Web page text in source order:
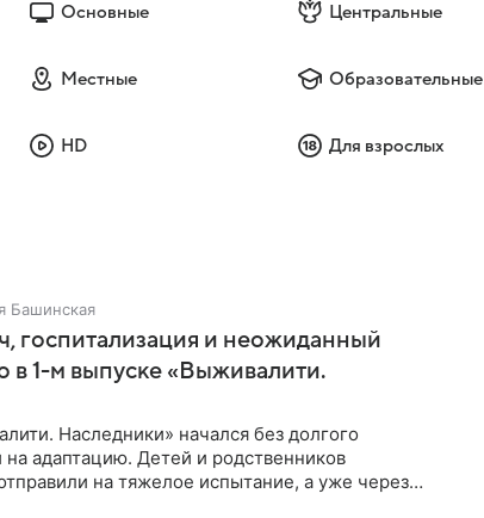
Основные Центральные
Местные Образовательные
HD Для взрослых
Башинская
госпитализация и неожиданный
в 1-м выпуске «Выживалити.
Наследники» начался без долгого
адаптацию. Детей и родственников
на тяжелое испытание, а уже через